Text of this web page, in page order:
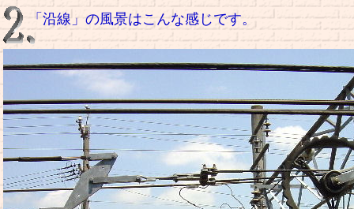
「沿線」の風景はこんな感じです。